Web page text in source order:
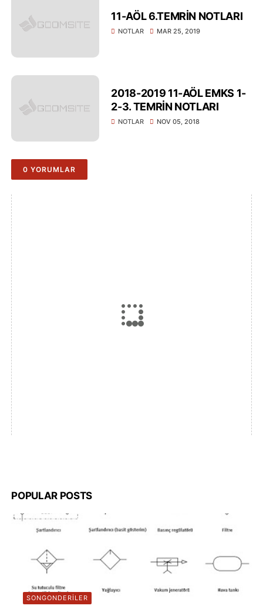
11-AÖL 6.TEMRİN NOTLARI
NOTLAR MAR 25, 2019
2018-2019 11-AÖL EMKS 1-
2-3. TEMRİN NOTLARI
NOTLAR NOV 05, 2018
0 YORUMLAR
POPULAR POSTS
SONGONDERILER